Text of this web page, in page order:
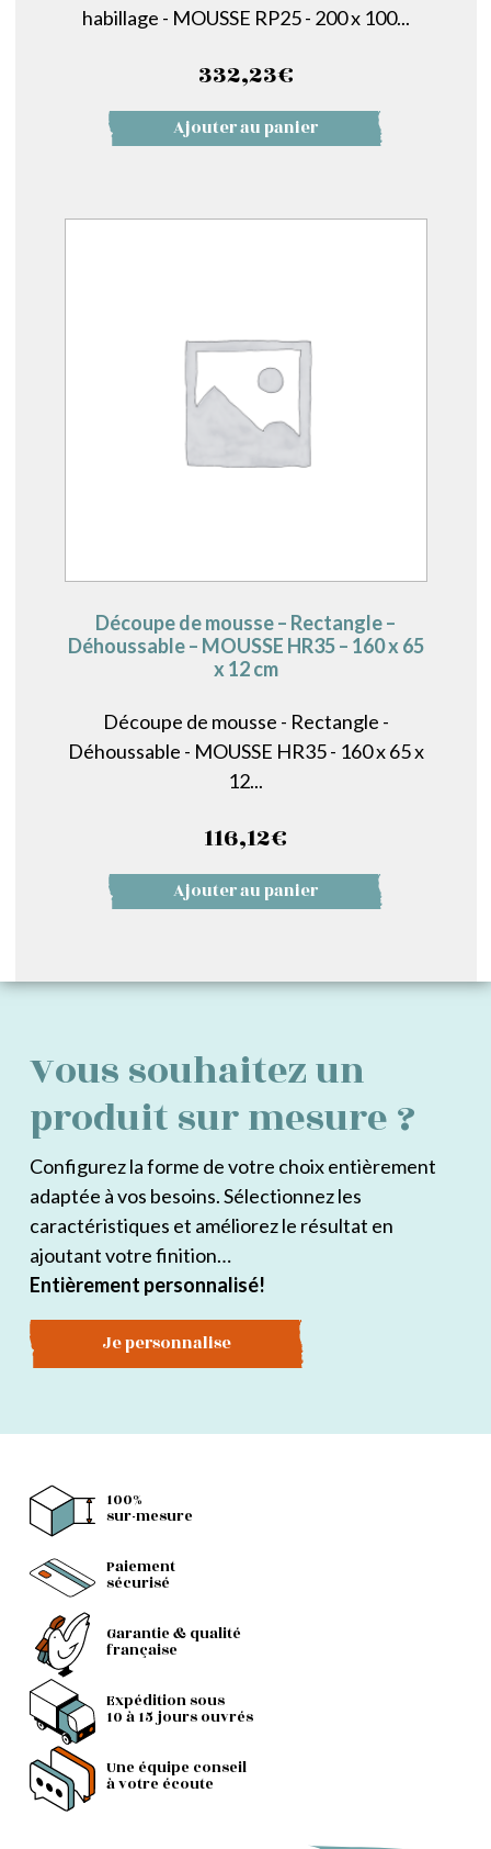
habillage - MOUSSE RP25 - 200 x 100...
332,23€
Ajouter au panier
Découpe de mousse – Rectangle –
Déhoussable – MOUSSE HR35 – 160 x 65
x 12 cm
Découpe de mousse - Rectangle -
Déhoussable - MOUSSE HR35 - 160 x 65 x
12...
116,12€
Ajouter au panier
Vous souhaitez un
produit sur mesure ?
Configurez la forme de votre choix entièrement
adaptée à vos besoins. Sélectionnez les
caractéristiques et améliorez le résultat en
ajoutant votre finition…
Entièrement personnalisé!
Je personnalise
100%
sur-mesure
Paiement
sécurisé
Garantie & qualité
française
Expédition sous
10 à 15 jours ouvrés
Une équipe conseil
à votre écoute